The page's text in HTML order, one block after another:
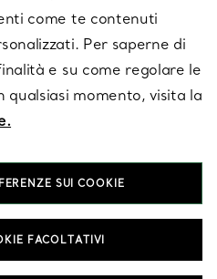
2026
come te contenuti
Per saperne di
e su come regolare le
qualsiasi momento, visita la
SUI COOKIE
FACOLTATIVI